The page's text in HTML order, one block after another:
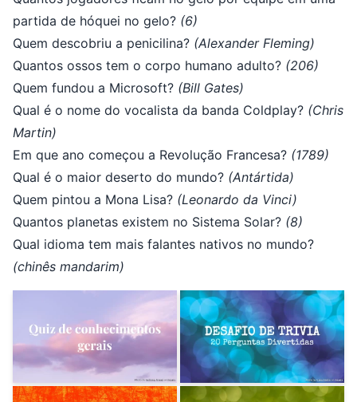
partida de hóquei no gelo? (6)
Quem descobriu a penicilina? (Alexander Fleming)
Quantos ossos tem o corpo humano adulto? (206)
Quem fundou a Microsoft? (Bill Gates)
Qual é o nome do vocalista da banda Coldplay? (Chris
Martin)
Em que ano começou a Revolução Francesa? (1789)
Qual é o maior deserto do mundo? (Antártida)
Quem pintou a Mona Lisa? (Leonardo da Vinci)
Quantos planetas existem no Sistema Solar? (8)
Qual idioma tem mais falantes nativos no mundo?
(chinês mandarim)